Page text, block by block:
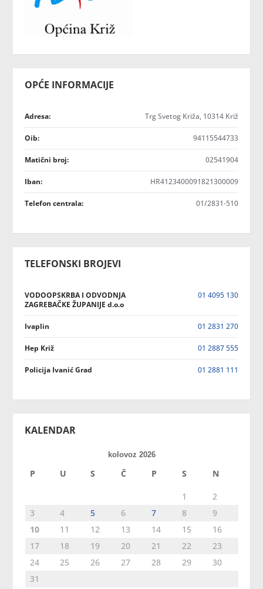
OPĆE INFORMACIJE
Adresa: Trg Svetog Križa, 10314 Križ
Oib: 94115544733
Matični broj: 02541904
Iban: HR4123400091821300009
Telefon centrala: 01/2831-510
TELEFONSKI BROJEVI
VODOOPSKRBA I ODVODNJA
ZAGREBAČKE ŽUPANIJE d.o.o
01 4095 130
Ivaplin 01 2831 270
Hep Križ 01 2887 555
Policija Ivanić Grad 01 2881 111
KALENDAR
kolovoz 2026
P U S Č P S N
1
2
3
4 5 6 7 8
9
10
11 12 13 14 15
16
17
18 19 20 21 22
23
24
25 26 27 28 29
30
31